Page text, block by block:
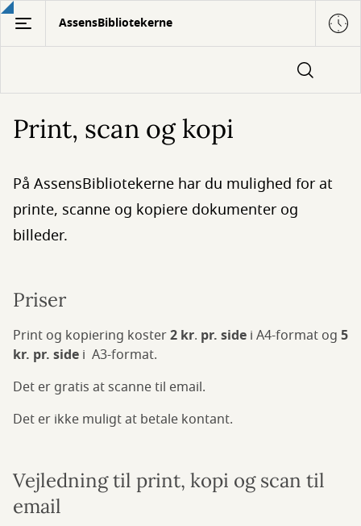
Gå
hovedindhold
AssensBibliotekerne
Print, scan og kopi
På AssensBibliotekerne har du mulighed for at
printe, scanne og kopiere dokumenter og
billeder.
Priser
Print og kopiering koster2 kr. pr. side i A4-format og 5
kr. pr. side i A3-format.
Det er gratis at scanne til email.
Det er ikke muligt at betale kontant.
Vejledning til print, kopi og scan til
email